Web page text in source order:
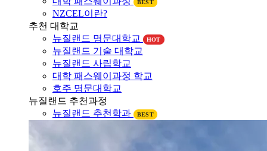
추천 대학교
뉴질랜드 명문대학교
뉴질랜드 기술 대학교
뉴질랜드 사립학교
대학 패스웨이과정 학교
호주 명문대학교
뉴질랜드 추천과정
뉴질랜드 추천학과